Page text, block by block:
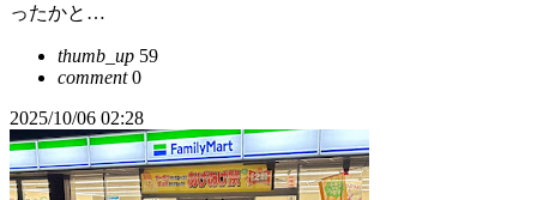
ったかと…
thumb_up 59
comment0
2025/10/06 02:28